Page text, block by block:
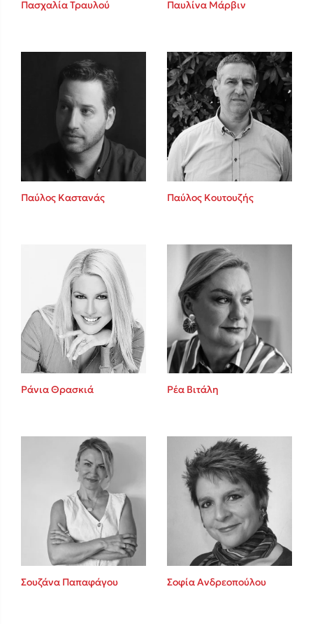
Καθρέφτης
Sebastian Fitzek
Playlist
Στέφανος Ξενάκης
Το λεξικό της ζωής σου
Το λιμάνι μου είσαι εσύ
Ιωάννης Γλωσσόπουλος
Ένας γίγαντας στο σχολείο
Πασχαλία Τραυλού Παυλίνα Μάρβιν
Παύλος Καστανάς Παύλος Κουτουζής
Ράνια Θρασκιά Ρέα Βιτάλη
Σουζάνα Παπαφάγου Σοφία Ανδρεοπούλου